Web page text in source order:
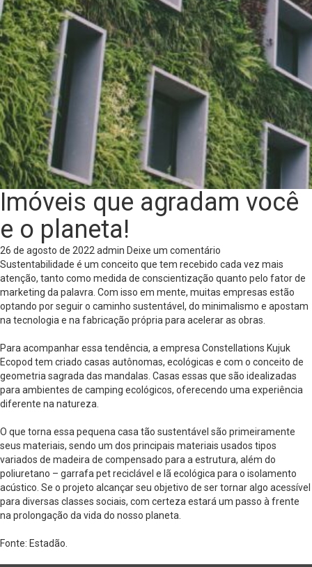
Imóveis que agradam você
e o planeta!
26 de agosto de 2022 admin Deixe um comentário
Sustentabilidade é um conceito que tem recebido cada vez mais
atenção, tanto como medida de conscientização quanto pelo fator de
marketing da palavra. Com isso em mente, muitas empresas estão
optando por seguir o caminho sustentável, do minimalismo e apostam
na tecnologia e na fabricação própria para acelerar as obras.
Para acompanhar essa tendência, a empresa Constellations Kujuk
Ecopod tem criado casas autônomas, ecológicas e com o conceito de
geometria sagrada das mandalas. Casas essas que são idealizadas
para ambientes de camping ecológicos, oferecendo uma experiência
diferente na natureza.
O que torna essa pequena casa tão sustentável são primeiramente
seus materiais, sendo um dos principais materiais usados tipos
variados de madeira de compensado para a estrutura, além do
poliuretano – garrafa pet reciclável e lã ecológica para o isolamento
acústico. Se o projeto alcançar seu objetivo de ser tornar algo acessível
para diversas classes sociais, com certeza estará um passo à frente
na prolongação da vida do nosso planeta.
Fonte: Estadão.